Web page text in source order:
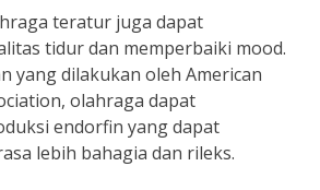
teratur juga dapat
tidur dan memperbaiki mood.
yang dilakukan oleh American
olahraga dapat
endorfin yang dapat
lebih bahagia dan rileks.